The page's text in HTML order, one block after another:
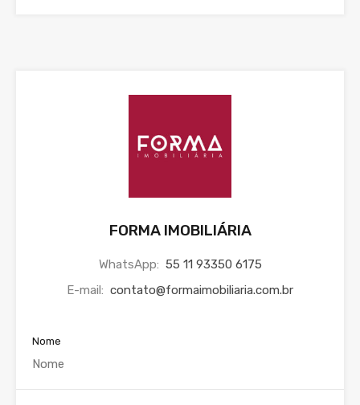
FORMA IMOBILIÁRIA
WhatsApp: 55 11 93350 6175
E-mail: contato@formaimobiliaria.com.br
Nome